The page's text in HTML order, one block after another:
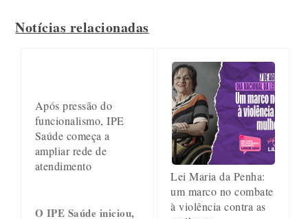
Notícias relacionadas
Após pressão do
funcionalismo, IPE
Saúde começa a
ampliar rede de
atendimento
O IPE Saúde iniciou,
Lei Maria da Penha:
um marco no combate
à violência contra as